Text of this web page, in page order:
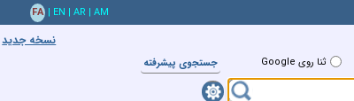
FA | EN | AR | AM
نسخه جدید
ثنا روی Google جستجوي پيشرفته